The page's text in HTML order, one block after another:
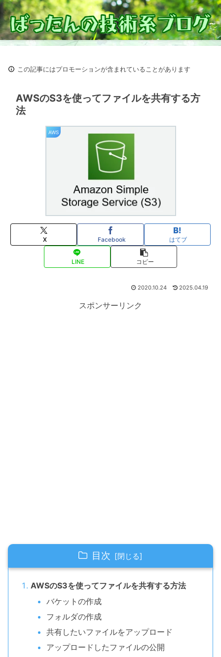
この記事にはプロモーションが含まれていることがあります
AWSのS3を使ってファイルを共有する方
法
AWS
X Facebook はてブ
LINE コピー
2020.10.24 2025.04.19
スポンサーリンク
目次
AWSのS3を使ってファイルを共有する方法
バケットの作成
フォルダの作成
共有したいファイルをアップロード
アップロードしたファイルの公開